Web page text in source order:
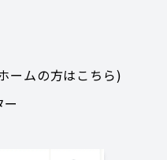
ームの方はこちら)